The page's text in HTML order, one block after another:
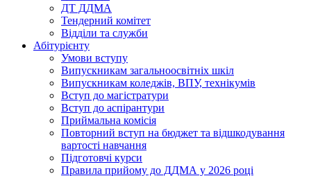
ДТ ДДМА
Тендерний комітет
Відділи та служби
Абітурієнту
Умови вступу
Випускникам загальноосвітніх шкіл
Випускникам коледжів, ВПУ, технікумів
Вступ до магістратури
Вступ до аспірантури
Приймальна комісія
Повторний вступ на бюджет та відшкодування
вартості навчання
Підготовчі курси
Правила прийому до ДДМА у 2026 році